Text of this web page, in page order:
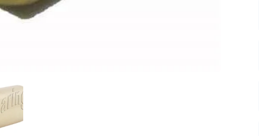
2
Mostrar diapositiva 3